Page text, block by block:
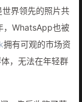
界领先的照片共
，WhatsApp也被
拥有可观的市场资
，无法在年轻群